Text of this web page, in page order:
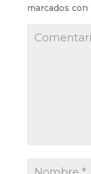
marcados con